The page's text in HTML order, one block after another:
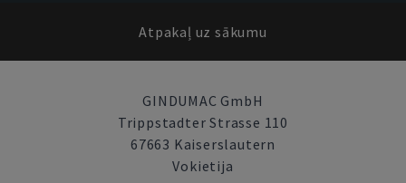
Atpakaļ uz sākumu
GINDUMAC GmbH
Trippstadter Strasse 110
67663 Kaiserslautern
Vokietija